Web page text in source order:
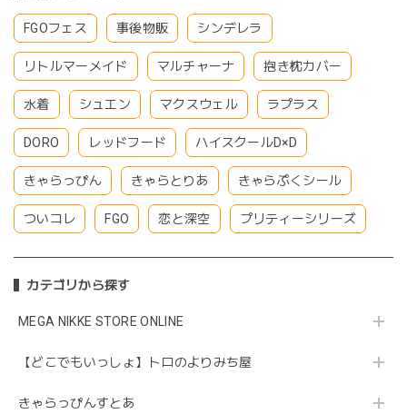
FGOフェス 事後物販 シンデレラ
リトルマーメイド マルチャーナ 抱き枕カバー
水着 シュエン マクスウェル ラプラス
DORO レッドフード ハイスクールD×D
きゃらっぴん きゃらとりあ きゃらぷくシール
ついコレ FGO 恋と深空 プリティーシリーズ
カテゴリから探す
MEGA NIKKE STORE ONLINE
【どこでもいっしょ】トロのよりみち屋
きゃらっぴんすとあ